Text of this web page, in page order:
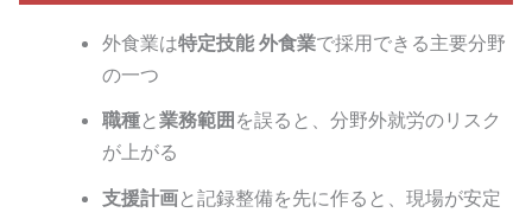
外食業は特定技能 外食業で採用できる主要分野
の一つ
職種と 業務範囲 を誤ると、分野外就労のリスク
が上がる
支援計画と記録整備を先に作ると、現場が安定